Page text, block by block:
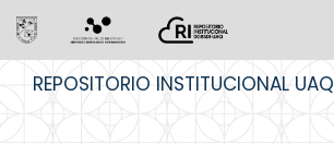
REPOSITORIO INSTITUCIONAL UAQ